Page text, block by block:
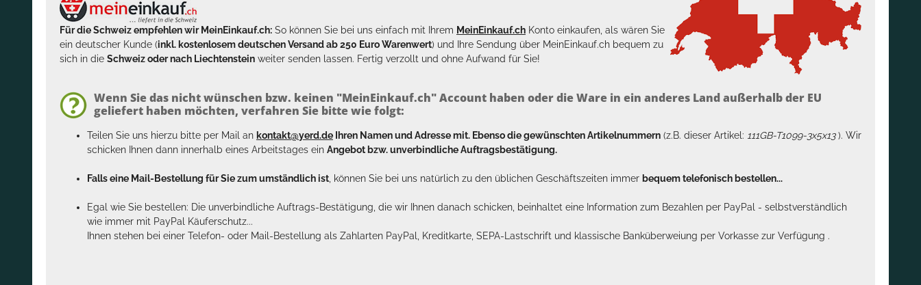
Für die Schweiz empfehlen wir MeinEinkauf.ch: So können Sie bei uns einfach mit Ihrem MeinEinkauf.ch Konto einkaufen, als wären Sie
ein deutscher Kunde (inkl. kostenlosem deutschen Versand ab 250 Euro Warenwert) und Ihre Sendung über MeinEinkauf.ch bequem zu
sich in die Schweiz oder nach Liechtenstein weiter senden lassen. Fertig verzollt und ohne Aufwand für Sie!
Wenn Sie das nicht wünschen bzw. keinen "MeinEinkauf.ch" Account haben oder die Ware in ein anderes Land außerhalb der EU
geliefert haben möchten, verfahren Sie bitte wie folgt:
Teilen Sie uns hierzu bitte per Mail an kontakt@yerd.de Ihren Namen und Adresse mit. Ebenso die gewünschten Artikelnummern (z.B. dieser Artikel: 111GB-T1099-3x5x13). Wir
schicken Ihnen dann innerhalb eines Arbeitstages ein Angebot bzw. unverbindliche Auftragsbestätigung.
Falls eine Mail-Bestellung für Sie zum umständlich ist , können Sie bei uns natürlich zu den üblichen Geschäftszeiten immer bequem telefonisch bestellen...
Egal wie Sie bestellen: Die unverbindliche Auftrags-Bestätigung, die wir Ihnen danach schicken, beinhaltet eine Information zum Bezahlen per PayPal - selbstverständlich
wie immer mit PayPal Käuferschutz...
Ihnen stehen bei einer Telefon- oder Mail-Bestellung als Zahlarten PayPal, Kreditkarte, SEPA-Lastschrift und klassische Banküberweiung per Vorkasse zur Verfügung .